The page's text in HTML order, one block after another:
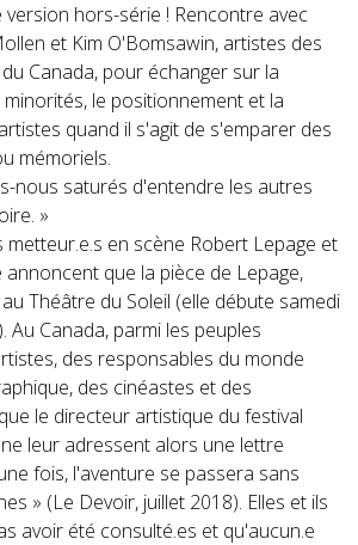
version hors-série ! Rencontre avec
et Kim O'Bomsawin, artistes des
Canada, pour échanger sur la
le positionnement et la
quand il s'agit de s'emparer des
mémoriels.
nous saturés d'entendre les autres
»
metteur.e.s en scène Robert Lepage et
que la pièce de Lepage,
Théâtre du Soleil (elle débute samedi
Au Canada, parmi les peuples
des responsables du monde
des cinéastes et des
le directeur artistique du festival
leur adressent alors une lettre
fois, l'aventure se passera sans
» (Le Devoir, juillet 2018). Elles et ils
avoir été consulté.es et qu'aucun.e